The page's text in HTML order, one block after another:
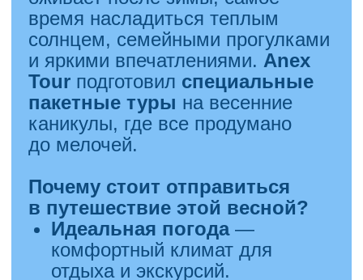
в Росиии лаборатория
по созданию декоративной
косметики!
Мы проводим мастер-классы
в уютной студии в центре города
недалеко от черного озера.
Всего за час вы можете
создать:
губную помаду или блеск для
хайлайтер или румяна;
скраб и баттер для тела.
В Makeup Kitchen вы можете
воссоздать любую люксовую
помаду или блеск для губ,
который вам нравится!